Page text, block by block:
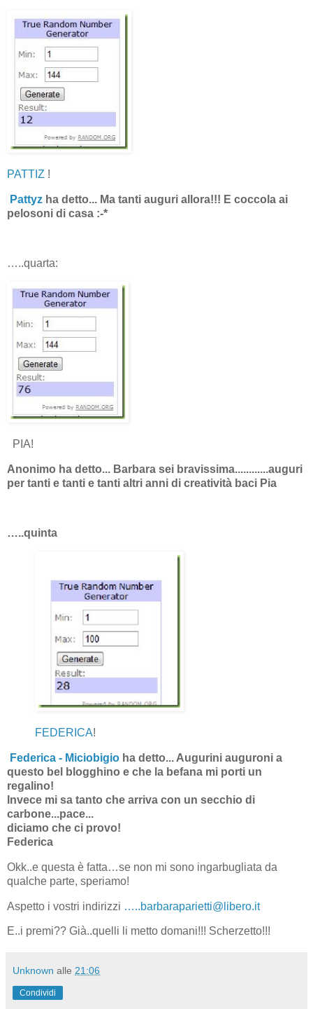
PATTIZ !
Pattyz ha detto... Ma tanti auguri allora!!! E coccola ai
pelosoni di casa :-*
…..quarta:
PIA!
Anonimo ha detto... Barbara sei bravissima............auguri
per tanti e tanti e tanti altri anni di creatività baci Pia
…..quinta
FEDERICA!
Federica - Miciobigio ha detto... Augurini auguroni a
questo bel blogghino e che la befana mi porti un
regalino!
Invece mi sa tanto che arriva con un secchio di
carbone...pace...
diciamo che ci provo!
Federica
Okk..e questa è fatta…se non mi sono ingarbugliata da
qualche parte, speriamo!
Aspetto i vostri indirizzi …..barbaraparietti@libero.it
E..i premi?? Già..quelli li metto domani!!! Scherzetto!!!
Unknown alle 21:06
Condividi